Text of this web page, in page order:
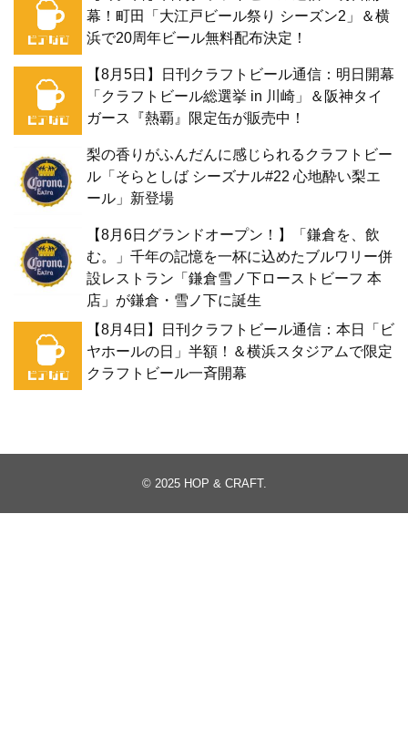
幕！町田「大江戸ビール祭り シーズン2」＆横
浜で20周年ビール無料配布決定！
【8月5日】日刊クラフトビール通信：明日開幕
「クラフトビール総選挙 in 川崎」＆阪神タイ
ガース『熱覇』限定缶が販売中！
梨の香りがふんだんに感じられるクラフトビー
ル「そらとしば シーズナル#22 心地酔い梨エ
ール」新登場
【8月6日グランドオープン！】「鎌倉を、飲
む。」千年の記憶を一杯に込めたブルワリー併
設レストラン「鎌倉雪ノ下ローストビーフ 本
店」が鎌倉・雪ノ下に誕生
【8月4日】日刊クラフトビール通信：本日「ビ
ヤホールの日」半額！＆横浜スタジアムで限定
クラフトビール一斉開幕
© 2025 HOP & CRAFT.